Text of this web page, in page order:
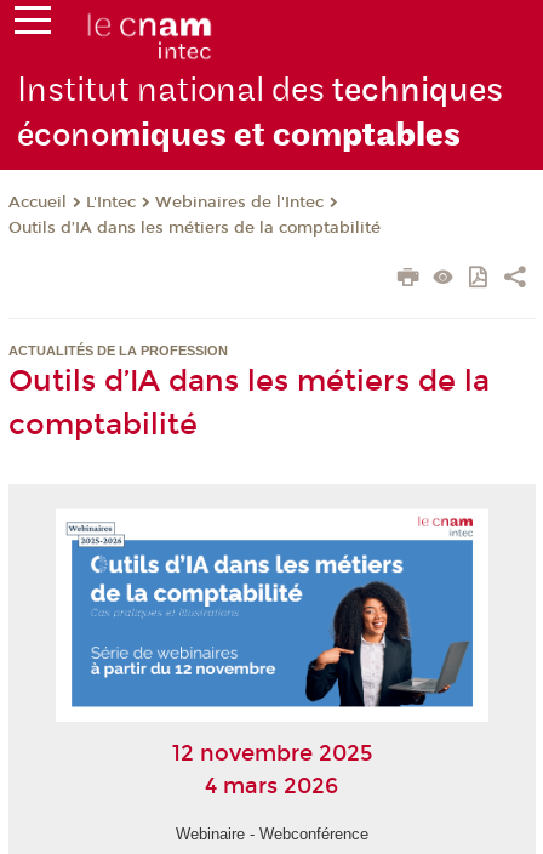
Institut national destechniques
économiques et comptables
Accueil L'Intec
Webinaires de l'Intec
Outils d’IA dans les métiers de la comptabilité
ACTUALITÉS DE LA PROFESSION
Outils d’IA dans les métiers de la
comptabilité
12 novembre 2025
4 mars 2026
Webinaire - Webconférence